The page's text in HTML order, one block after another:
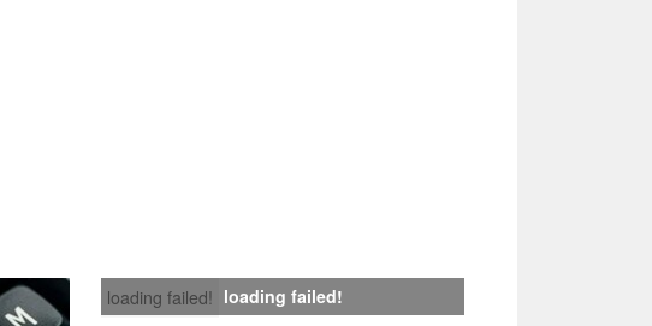
loading failed! loading failed!